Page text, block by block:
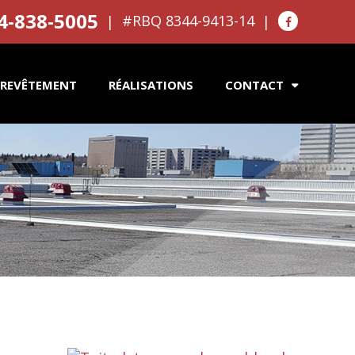
838-5005 #RBQ 8344-9413-14
REVÊTEMENT RÉALISATIONS CONTACT